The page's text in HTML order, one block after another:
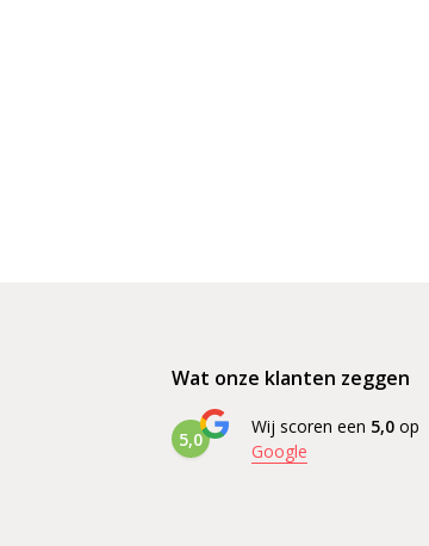
Wat onze klanten zeggen
5,0
Wij scoren een 5,0 op
Google